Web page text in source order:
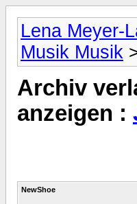
Lena Meyer-
Musik Musik
Archiv
anzeigen :
NewShoe